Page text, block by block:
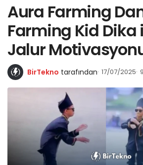
Aura Farming
Farming Kid Dika
Jalur
BirTekno tarafından 17/07/2025